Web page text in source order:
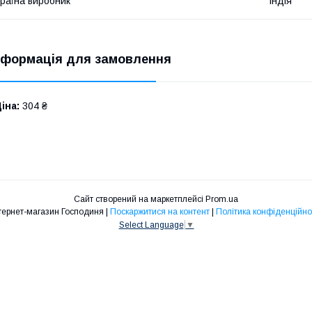
для замовлення
304 ₴
Сайт створений на маркетплейсі Prom.ua
Поскаржитися на контент
Політика
Select Language ▼